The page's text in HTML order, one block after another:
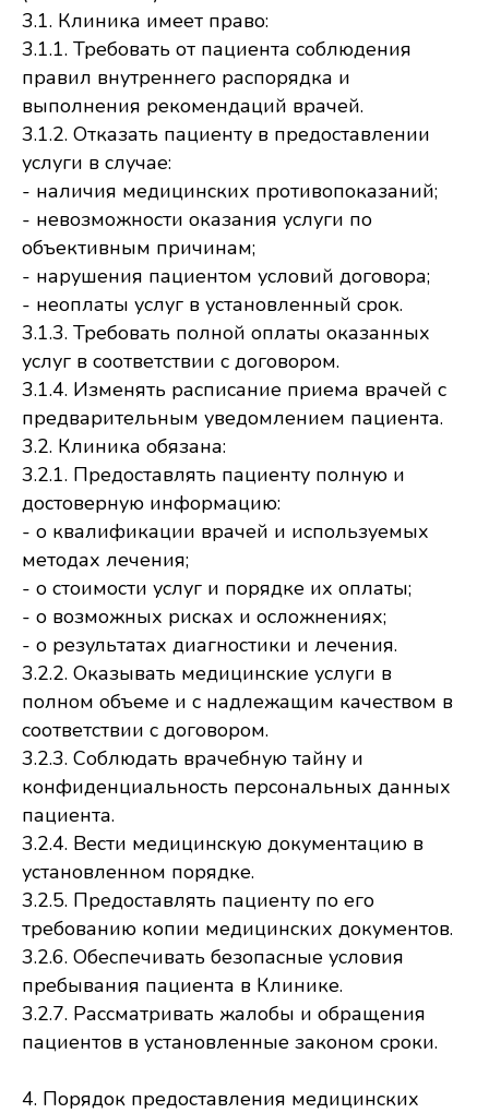
3.1. Клиника имеет право:
3.1.1. Требовать от пациента соблюдения
правил внутреннего распорядка и
выполнения рекомендаций врачей.
3.1.2. Отказать пациенту в предоставлении
услуги в случае:
- наличия медицинских противопоказаний;
- невозможности оказания услуги по
объективным причинам;
- нарушения пациентом условий договора;
- неоплаты услуг в установленный срок.
3.1.3. Требовать полной оплаты оказанных
услуг в соответствии с договором.
3.1.4. Изменять расписание приема врачей с
предварительным уведомлением пациента.
3.2. Клиника обязана:
3.2.1. Предоставлять пациенту полную и
достоверную информацию:
- о квалификации врачей и используемых
методах лечения;
- о стоимости услуг и порядке их оплаты;
- о возможных рисках и осложнениях;
- о результатах диагностики и лечения.
3.2.2. Оказывать медицинские услуги в
полном объеме и с надлежащим качеством в
соответствии с договором.
3.2.3. Соблюдать врачебную тайну и
конфиденциальность персональных данных
пациента.
3.2.4. Вести медицинскую документацию в
установленном порядке.
3.2.5. Предоставлять пациенту по его
требованию копии медицинских документов.
3.2.6. Обеспечивать безопасные условия
пребывания пациента в Клинике.
3.2.7. Рассматривать жалобы и обращения
пациентов в установленные законом сроки.
4. Порядок предоставления медицинских